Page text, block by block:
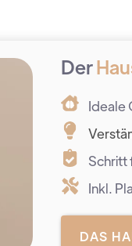
Der
Ideale
Schritt
Inkl.
DAS